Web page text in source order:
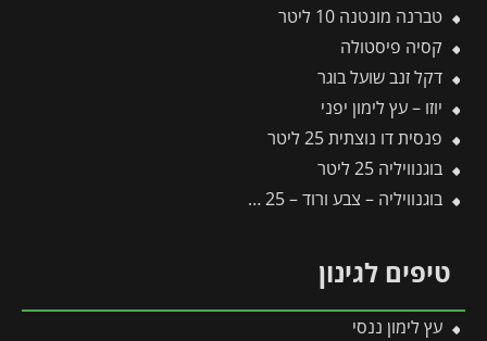
טברנה מונטנה 10 ליטר
קסיה פיסטולה
דקל זנב שועל בוגר
יוזו – עץ לימון יפני
פנסית דו נוצתית 25 ליטר
בוגנוויליה 25 ליטר
בוגנוויליה – צבע ורוד – 25 ליטר
טיפים לגינון
עץ לימון ננסי